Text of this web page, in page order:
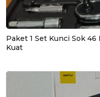
Paket 1 Set Kunci Sok
Kuat